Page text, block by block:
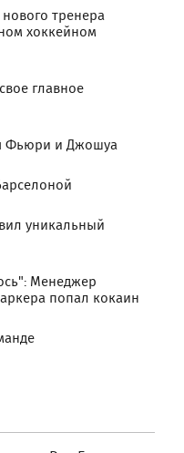
тренера
хоккейном
главное
Фьюри и Джошуа
уникальный
Менеджер
попал кокаин